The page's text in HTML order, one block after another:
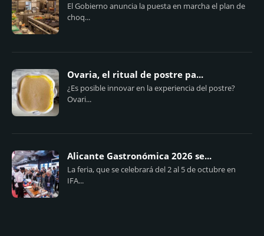
El Gobierno anuncia la puesta en marcha el plan de
choq...
Ovaria, el ritual de postre pa...
¿Es posible innovar en la experiencia del postre?
Ovari...
Alicante Gastronómica 2026 se...
La feria, que se celebrará del 2 al 5 de octubre en
IFA...